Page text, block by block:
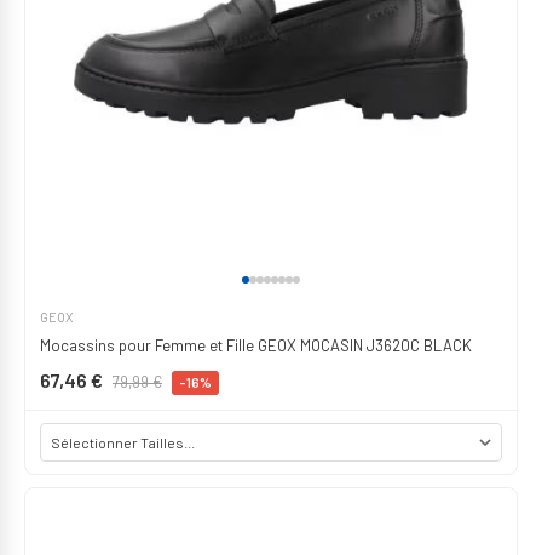
GEOX
Mocassins pour Femme et Fille GEOX MOCASIN J3620C BLACK
67,46 € 79,99 € -16%